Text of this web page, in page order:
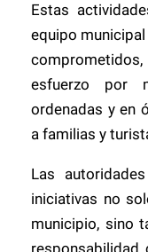
Estas
equipo
esfuerzo por
ordenadas y en
a familias y
Las
iniciativas no
municipio, sino